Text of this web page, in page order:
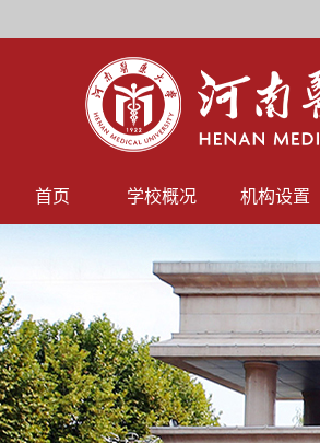
首页 学校概况 机构设置